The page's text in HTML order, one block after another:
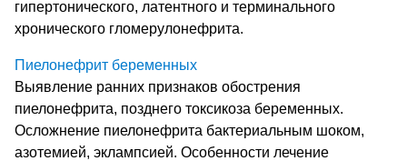
гипертонического, латентного и терминального
хронического гломерулонефрита.
Пиелонефрит беременных
Выявление ранних признаков обострения
пиелонефрита, позднего токсикоза беременных.
Осложнение пиелонефрита бактериальным шоком,
азотемией, эклампсией. Особенности лечение